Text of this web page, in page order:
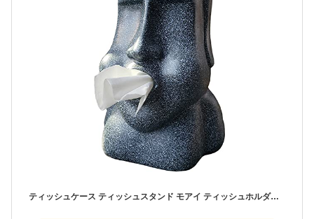
ティッシュケース ティッシュスタンド モアイ ティッシュホルダー おもしろ雑貨 ビッグモアイ モアイ像 誕生日プレゼント 男性 女性 面白い 開運グッズ オブジェ 目立つ